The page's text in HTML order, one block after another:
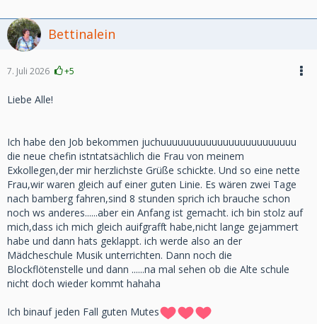
Bettinalein
7. Juli 2026 +5
Liebe Alle!
Ich habe den Job bekommen juchuuuuuuuuuuuuuuuuuuuuuuuu
die neue chefin istntatsächlich die Frau von meinem
Exkollegen,der mir herzlichste Grüße schickte. Und so eine nette
Frau,wir waren gleich auf einer guten Linie. Es wären zwei Tage
nach bamberg fahren,sind 8 stunden sprich ich brauche schon
noch ws anderes......aber ein Anfang ist gemacht. ich bin stolz auf
mich,dass ich mich gleich auifgrafft habe,nicht lange gejammert
habe und dann hats geklappt. ich werde also an der
Mädcheschule Musik unterrichten. Dann noch die
Blockflötenstelle und dann ......na mal sehen ob die Alte schule
nicht doch wieder kommt hahaha
Ich binauf jeden Fall guten Mutes